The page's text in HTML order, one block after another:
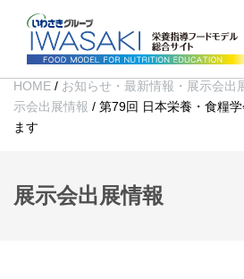
HOME / お知らせ・最新情報・展示会出
示会出展情報 / 第79回 日本栄養・食糧
ます
展示会出展情報